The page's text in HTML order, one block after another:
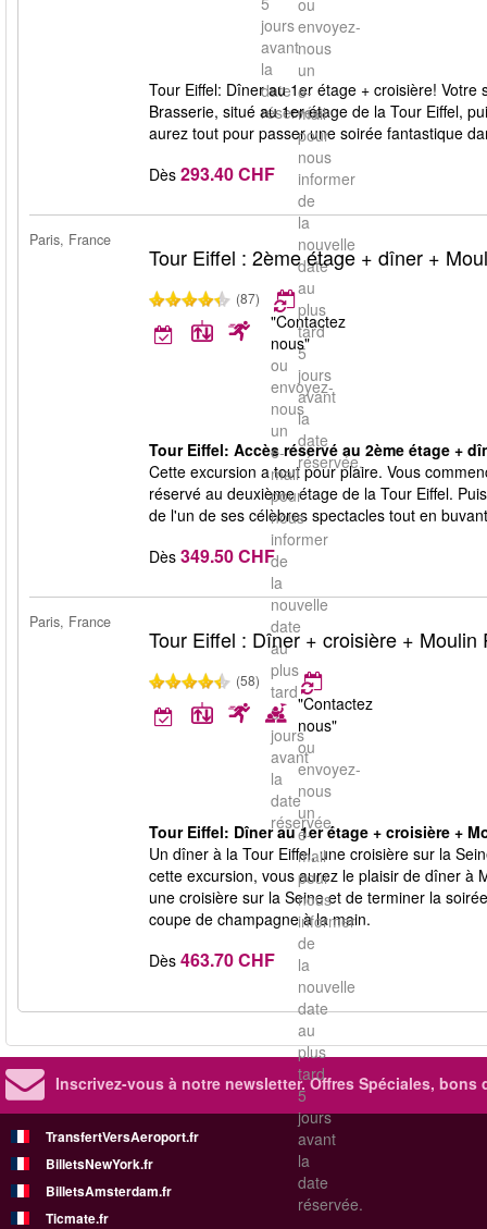
jours
avant
la
date
réservée.
ou
envoyez-
nous
un
e-
mail
pour
nous
informer
de
la
nouvelle
date
au
plus
tard
5
jours
avant
la
date
réservée.
Tour Eiffel: Dîner au 1er étage + croisière!
Brasserie, situé au 1er étage de la Tour Eiffel,
aurez tout pour passer une soirée fantastique
Dès 293.40 CHF
Paris, France
Tour Eiffel : 2ème étage + dîner +
(87)
"Contactez
nous"
ou
envoyez-
nous
un
e-
mail
pour
nous
informer
de
la
nouvelle
date
au
plus
tard
5
jours
avant
la
date
réservée.
Tour Eiffel: Accès réservé au 2ème étage +
Cette excursion a tout pour plaire. Vous
réservé au deuxième étage de la Tour Eiffel.
de l'un de ses célèbres spectacles tout en
Dès 349.50 CHF
Paris, France
Tour Eiffel : Dîner + croisière + Moulin
(58)
"Contactez
nous"
ou
envoyez-
nous
un
e-
mail
pour
nous
informer
de
la
nouvelle
date
au
plus
tard
5
jours
avant
la
date
réservée.
Tour Eiffel: Dîner au 1er étage + croisière +
Un dîner à la Tour Eiffel, une croisière sur la
cette excursion, vous aurez le plaisir de dîner à
une croisière sur la Seine et de terminer la
coupe de champagne à la main.
Dès 463.70 CHF
Inscrivez-vous à notre newsletter. Offres Spéciales, bons
TransfertVersAeroport.fr
BilletsNewYork.fr
BilletsAmsterdam.fr
Ticmate.fr